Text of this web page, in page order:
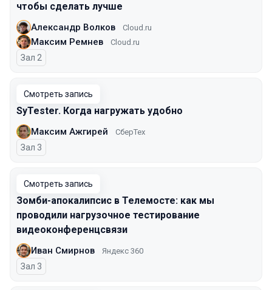
чтобы сделать лучше
Александр Волков Cloud.ru
Максим Ремнев Cloud.ru
Зал 2
Смотреть запись
SyTester. Когда нагружать удобно
Максим Ажгирей СберТех
Зал 3
Смотреть запись
Зомби-апокалипсис в Телемосте: как мы
проводили нагрузочное тестирование
видеоконференцсвязи
Иван Смирнов Яндекс 360
Зал 3